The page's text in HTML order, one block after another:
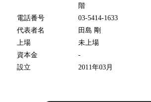
階
電話番号
03-5414-1633
代表者名
田島 剛
上場
未上場
資本金
-
設立
2011年03月